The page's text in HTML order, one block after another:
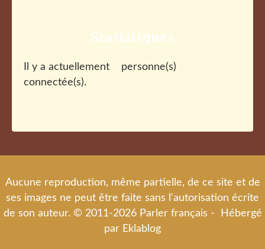
Statistiques
Il y a actuellement
personne(s)
connectée(s).
Aucune reproduction, même partielle, de ce site et de
ses images ne peut être faite sans l'autorisation écrite
de son auteur. © 2011-2026 Parler français - Hébergé
par Eklablog